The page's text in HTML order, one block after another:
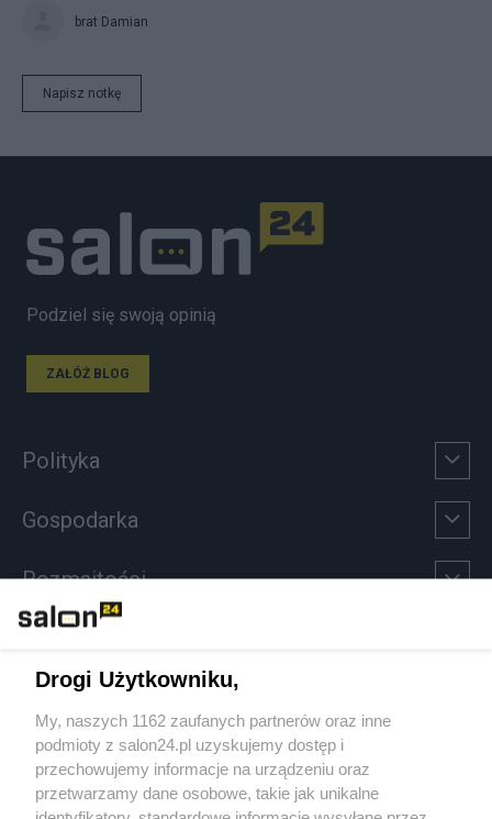
brat Damian
Napisz notkę
Podziel się swoją opinią
ZAŁÓŻ BLOG
Polityka
Gospodarka
Rozmaitości
Sport
Społeczeństwo
Drogi Użytkowniku,
My, naszych 1162 zaufanych partnerów oraz inne
podmioty z salon24.pl uzyskujemy dostęp i
przechowujemy informacje na urządzeniu oraz
przetwarzamy dane osobowe, takie jak unikalne